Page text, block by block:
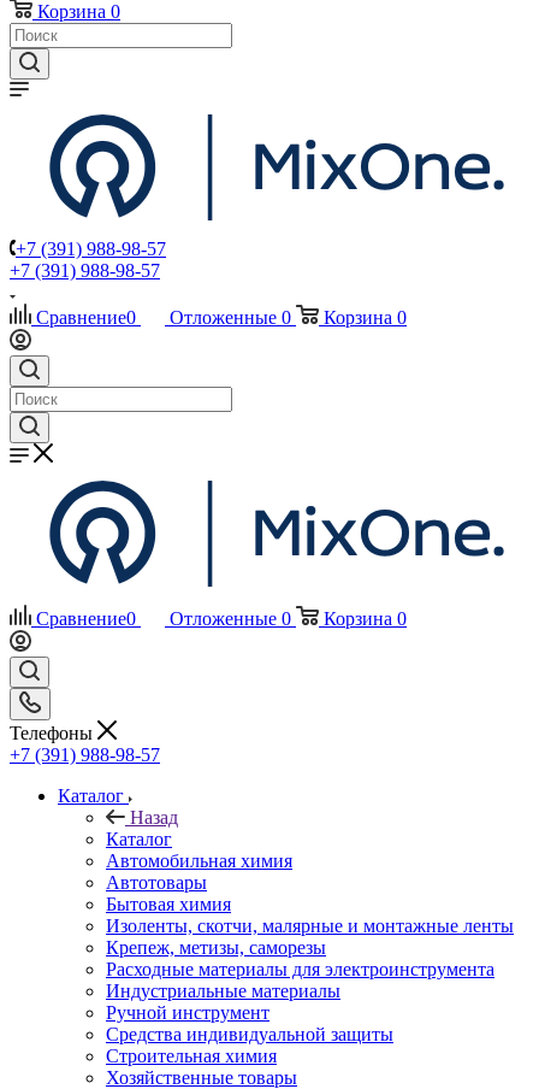
Корзина 0
+7 (391) 988-98-57
+7 (391) 988-98-57
Сравнение0 Отложенные 0 Корзина 0
Сравнение0 Отложенные 0 Корзина 0
Телефоны
+7 (391) 988-98-57
Каталог
Назад
Каталог
Автомобильная химия
Автотовары
Бытовая химия
Изоленты, скотчи, малярные и монтажные ленты
Крепеж, метизы, саморезы
Расходные материалы для электроинструмента
Индустриальные материалы
Ручной инструмент
Средства индивидуальной защиты
Строительная химия
Хозяйственные товары